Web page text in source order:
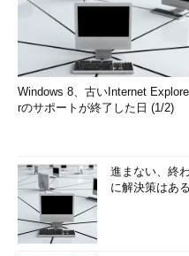
横軸：機能範囲（部分的≒
戦略（プロダクト志向 ～ サ
概要や使い方をもう少し詳細
に。
特集：Docker運用管理製品
Windows 8、古いInternet Explore
rのサポートが終了した日 (1/2)
進まない、終
に解決策はあ